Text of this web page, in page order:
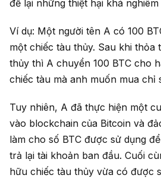
để lại những thiệt hại khá
Ví dụ: Một người tên A có 100
một chiếc tàu thủy. Sau khi thỏa
thủy thì A chuyển 100 BTC cho
chiếc tàu mà anh muốn mua chỉ
Tuy nhiên, A đã thực hiện một
vào blockchain của Bitcoin và
làm cho số BTC được sử dụng
trả lại tài khoản ban đầu. Cuối
hữu chiếc tàu thủy vừa có được